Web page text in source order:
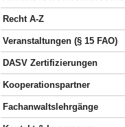
Recht A-Z
Veranstaltungen (§ 15 FAO)
DASV Zertifizierungen
Kooperationspartner
Fachanwaltslehrgänge